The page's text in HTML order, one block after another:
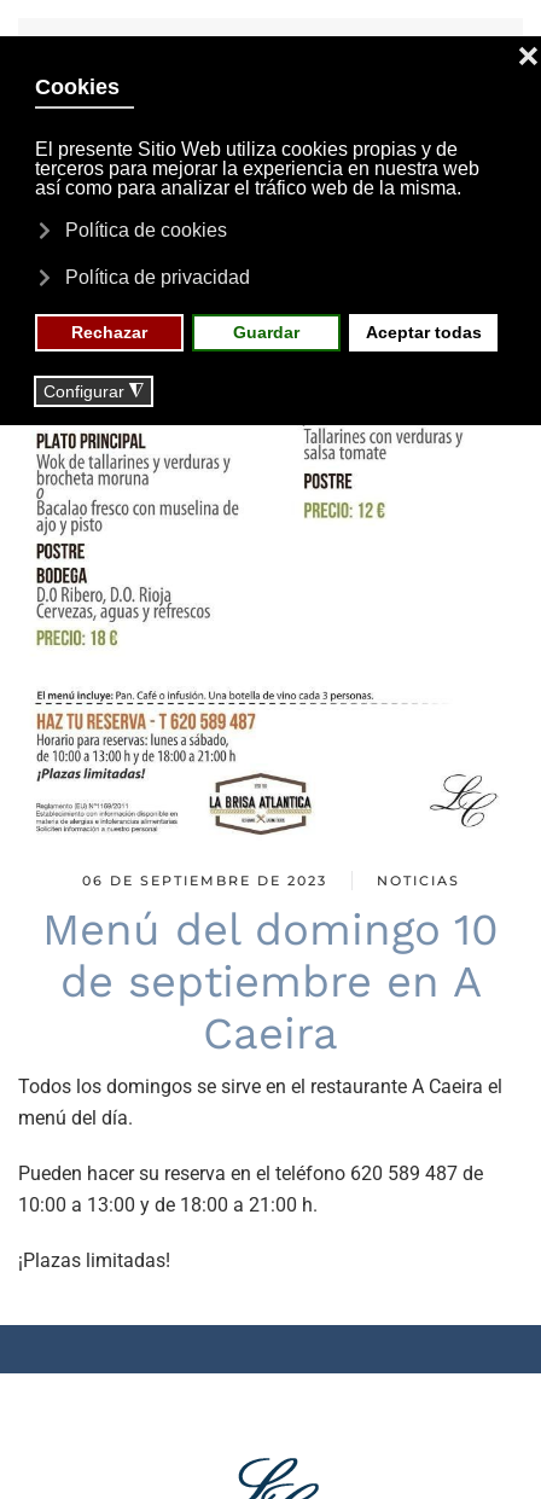
INVITACIONES
MI CUENTA
06 DE SEPTIEMBRE DE 2023 NOTICIAS
Menú del domingo 10
de septiembre en A
Caeira
Todos los domingos se sirve en el restaurante A Caeira el
menú del día.
Pueden hacer su reserva en el teléfono 620 589 487 de
10:00 a 13:00 y de 18:00 a 21:00 h.
¡Plazas limitadas!